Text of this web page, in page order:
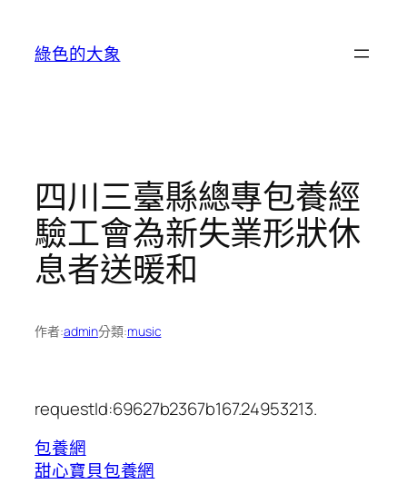
綠色的大象
四川三臺縣總專包養經
驗工會為新失業形狀休
息者送暖和
作者:admin分類:music
requestId:69627b2367b167.24953213.
包養網
甜心寶貝包養網